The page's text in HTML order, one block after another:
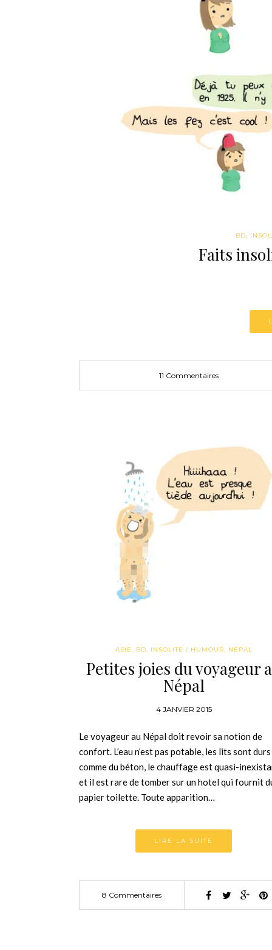
BD,
Faits
11 Commentaires
ASIE, BD, INSOLITE / HUMOUR, NEPAL
Petites joies du voyageur
Népal
4 JANVIER 2015
Le voyageur au Népal doit revoir sa notion de
confort. L’eau n’est pas potable, les lits sont durs
comme du béton, le chauffage est quasi-
et il est rare de tomber sur un hotel qui fournit
papier toilette. Toute apparition…
LIRE LA SUITE
8 Commentaires